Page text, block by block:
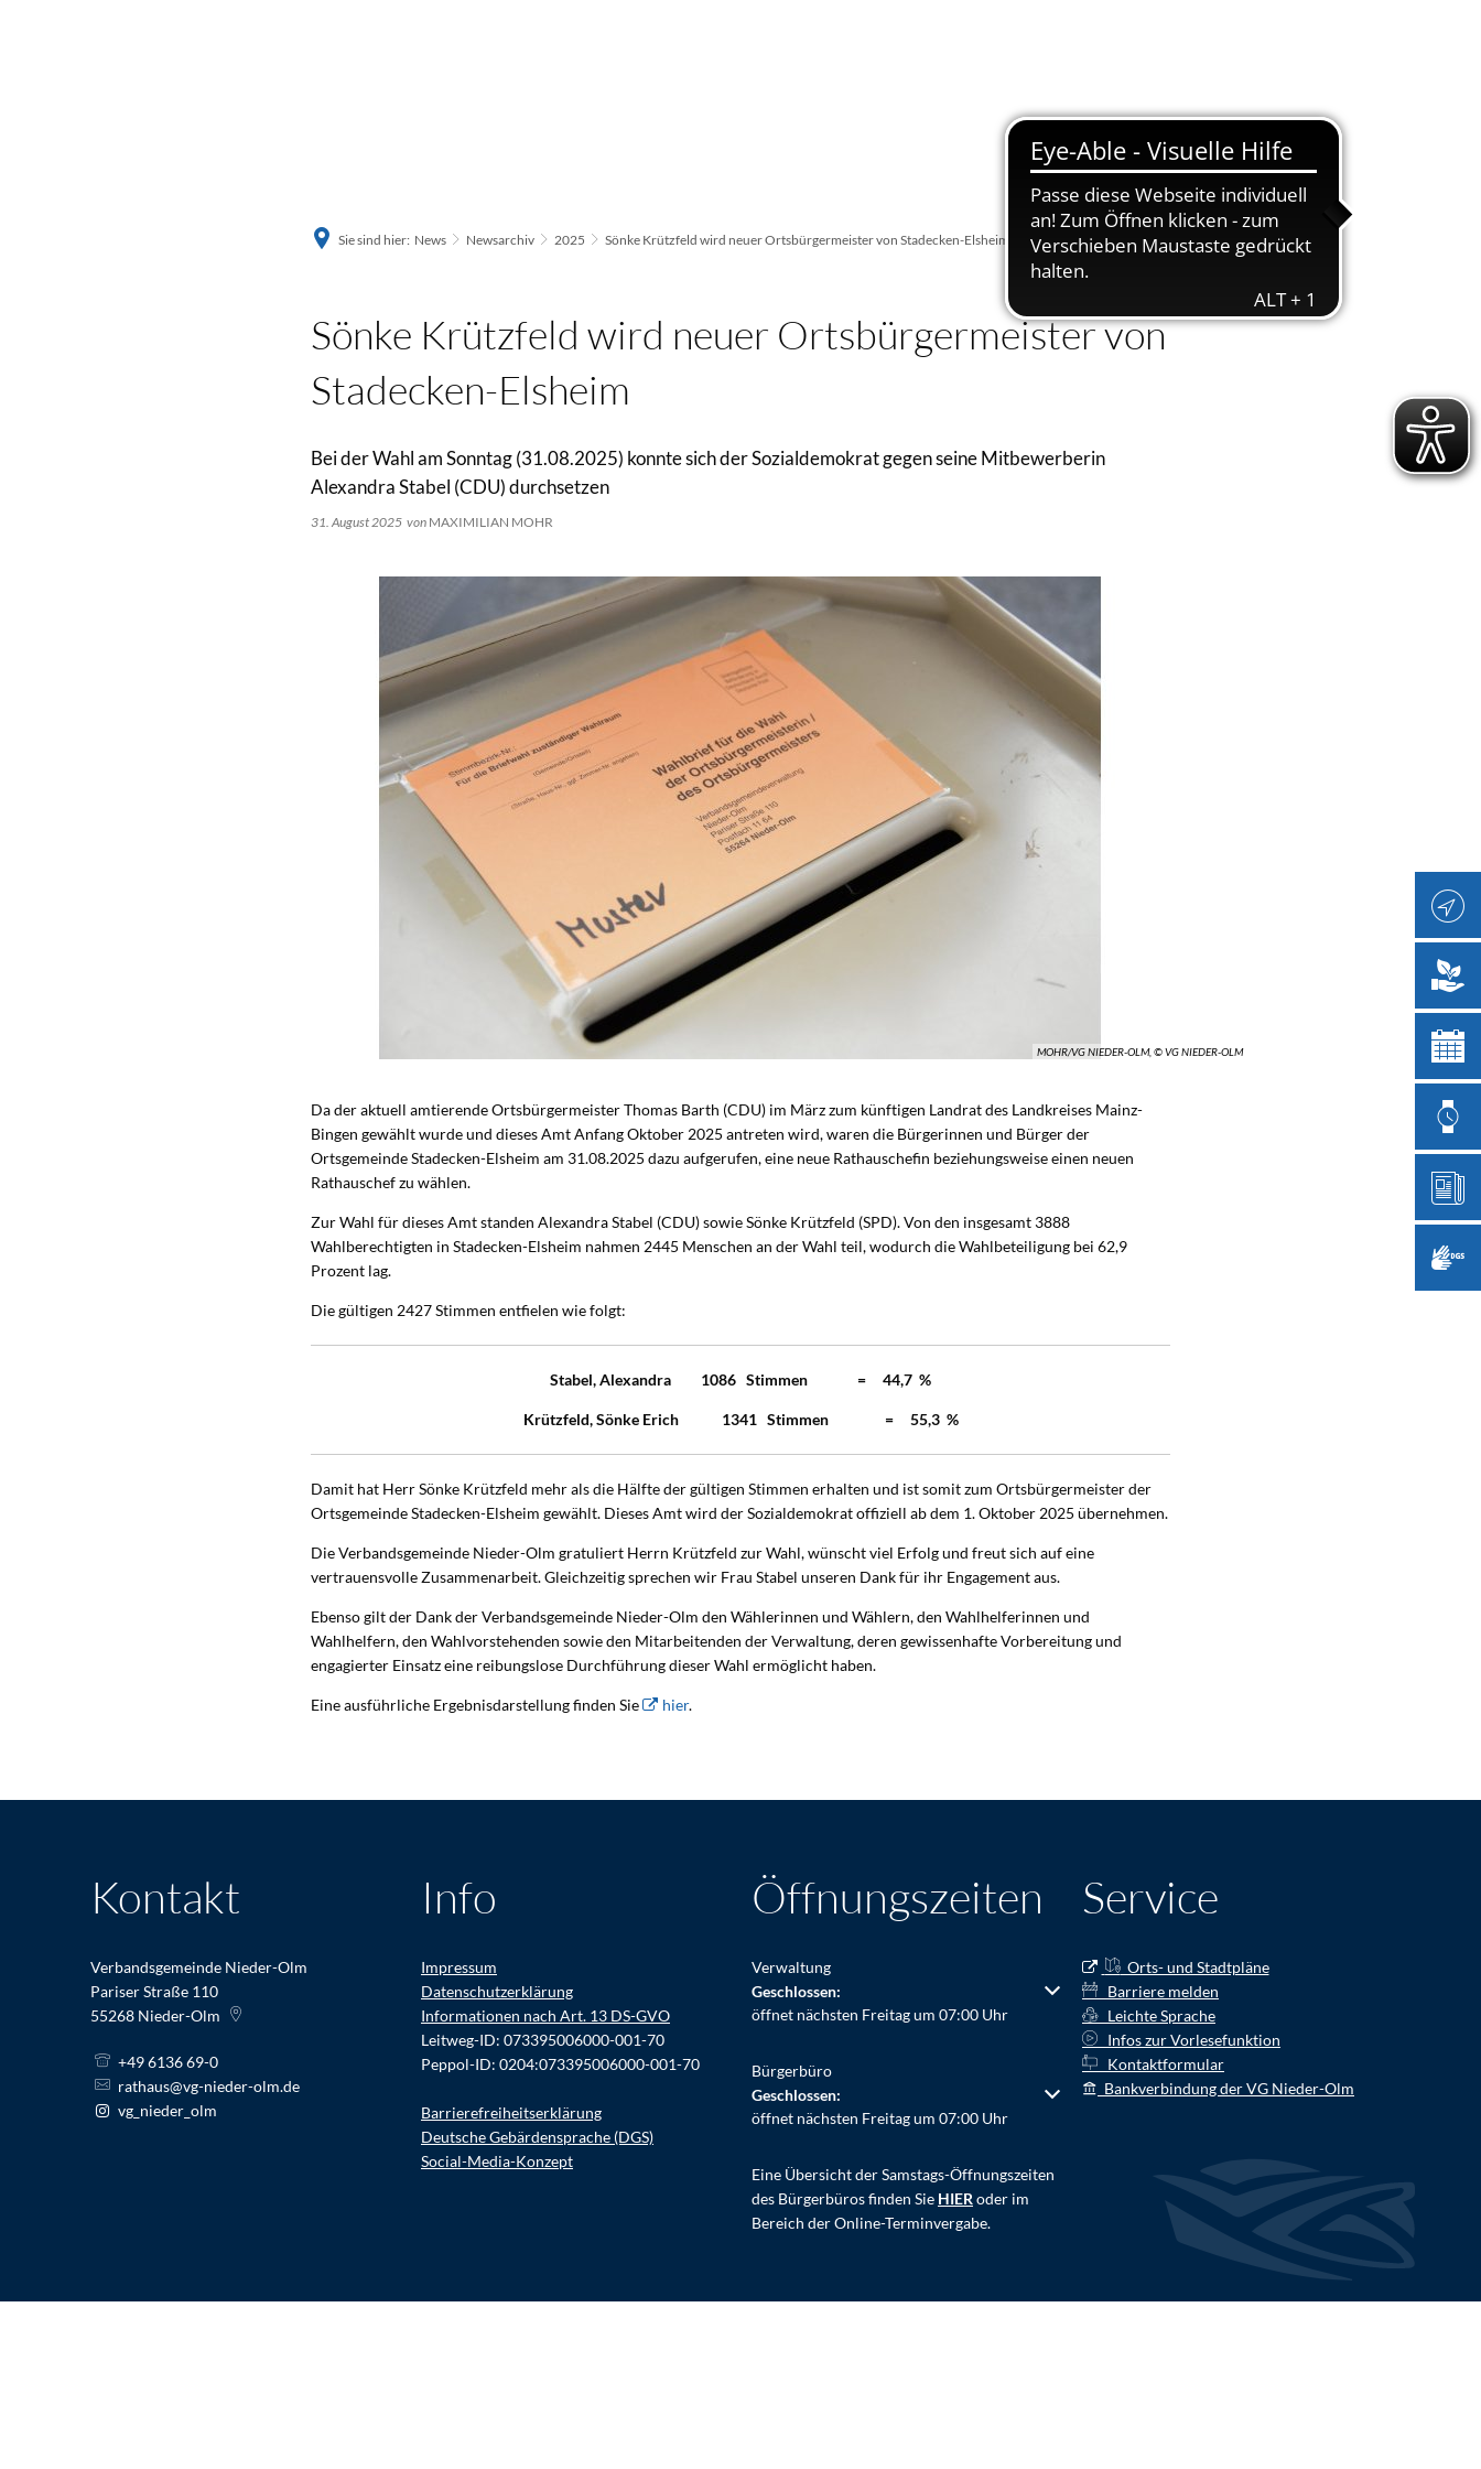
Sie sind hier: News Newsarchiv 2025 Sönke Krützfeld wird neuer Ortsbürgermeister von Stadecken-Elsheim
Sönke Krützfeld wird neuer Ortsbürgermeister von
Stadecken-Elsheim
Bei der Wahl am Sonntag (31.08.2025) konnte sich der Sozialdemokrat gegen seine Mitbewerberin
Alexandra Stabel (CDU) durchsetzen
31. August 2025 von MAXIMILIAN MOHR
MOHR/VG NIEDER-OLM, © VG NIEDER-OLM
Da der aktuell amtierende Ortsbürgermeister Thomas Barth (CDU) im März zum künftigen Landrat des Landkreises Mainz-
Bingen gewählt wurde und dieses Amt Anfang Oktober 2025 antreten wird, waren die Bürgerinnen und Bürger der
Ortsgemeinde Stadecken-Elsheim am 31.08.2025 dazu aufgerufen, eine neue Rathauschefin beziehungsweise einen neuen
Rathauschef zu wählen.
Zur Wahl für dieses Amt standen Alexandra Stabel (CDU) sowie Sönke Krützfeld (SPD). Von den insgesamt 3888
Wahlberechtigten in Stadecken-Elsheim nahmen 2445 Menschen an der Wahl teil, wodurch die Wahlbeteiligung bei 62,9
Prozent lag.
Die gültigen 2427 Stimmen entfielen wie folgt:
Stabel, Alexandra 1086 Stimmen = 44,7 %
Krützfeld, Sönke Erich 1341 Stimmen = 55,3 %
Damit hat Herr Sönke Krützfeld mehr als die Hälfte der gültigen Stimmen erhalten und ist somit zum Ortsbürgermeister der
Ortsgemeinde Stadecken-Elsheim gewählt. Dieses Amt wird der Sozialdemokrat offiziell ab dem 1. Oktober 2025 übernehmen.
Die Verbandsgemeinde Nieder-Olm gratuliert Herrn Krützfeld zur Wahl, wünscht viel Erfolg und freut sich auf eine
vertrauensvolle Zusammenarbeit. Gleichzeitig sprechen wir Frau Stabel unseren Dank für ihr Engagement aus.
Ebenso gilt der Dank der Verbandsgemeinde Nieder-Olm den Wählerinnen und Wählern, den Wahlhelferinnen und
Wahlhelfern, den Wahlvorstehenden sowie den Mitarbeitenden der Verwaltung, deren gewissenhafte Vorbereitung und
engagierter Einsatz eine reibungslose Durchführung dieser Wahl ermöglicht haben.
Eine ausführliche Ergebnisdarstellung finden Sie hier.
Kontakt
Verbandsgemeinde Nieder-Olm
Pariser Straße 110
55268 Nieder-Olm
+49 6136 69-0
rathaus@vg-nieder-olm.de
vg_nieder_olm
Info
Impressum
Datenschutzerklärung
Informationen nach Art. 13 DS-GVO
Leitweg-ID: 073395006000-001-70
Peppol-ID: 0204:073395006000-001-70
Barrierefreiheitserklärung
Deutsche Gebärdensprache (DGS)
Social-Media-Konzept
Öffnungszeiten
Verwaltung
Klicken, um weitere Öffnungs- oder Schließzeiten auszublenden
Geschlossen:
öffnet nächsten Freitag um 07:00 Uhr
Bürgerbüro
Klicken, um weitere Öffnungs- oder Schließzeiten auszublenden
Geschlossen:
öffnet nächsten Freitag um 07:00 Uhr
Eine Übersicht der Samstags-Öffnungszeiten
des Bürgerbüros finden Sie HIER oder im
Bereich der Online-Terminvergabe.
Service
Orts- und Stadtpläne
Barriere melden
Leichte Sprache
Infos zur Vorlesefunktion
Kontaktformular
Bankverbindung der VG Nieder-Olm